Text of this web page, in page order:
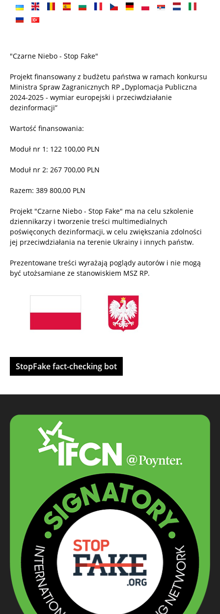
"Czarne Niebo - Stop Fake"
Projekt finansowany z budżetu państwa w ramach konkursu
Ministra Spraw Zagranicznych RP „Dyplomacja Publiczna
2024-2025 - wymiar europejski i przeciwdziałanie
dezinformacji”
Wartość finansowania:
Moduł nr 1: 122 100,00 PLN
Moduł nr 2: 267 700,00 PLN
Razem: 389 800,00 PLN
Projekt "Czarne Niebo - Stop Fake" ma na celu szkolenie
dziennikarzy i tworzenie treści multimedialnych
poświęconych dezinformacji, w celu zwiększania zdolności
jej przeciwdziałania na terenie Ukrainy i innych państw.
Prezentowane treści wyrażają poglądy autorów i nie mogą
być utożsamiane ze stanowiskiem MSZ RP.
StopFake fact-checking bot